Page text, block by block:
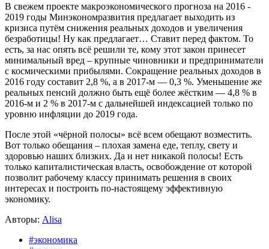
В свежем проекте макроэкономического прогноза на 2016 -
2019 годы Минэкономразвития предлагает выходить из
кризиса путём снижения реальных доходов и увеличения
безработицы! Ну как предлагает… Ставит перед фактом. То
есть, за нас опять всё решили те, кому этот закон принесет
минимальный вред – крупные чиновники и предприниматели
с космическими прибылями. Сокращение реальных доходов в
2016 году составит 2,8 %, а в 2017-м — 0,3 %. Уменьшение же
реальных пенсий должно быть ещё более жёстким — 4,8 % в
2016-м и 2 % в 2017-м с дальнейшей индексацией только по
уровню инфляции до 2019 года.
После этой «чёрной полосы» всё всем обещают возместить.
Вот только обещания – плохая замена еде, теплу, свету и
здоровью наших близких. Да и нет никакой полосы! Есть
только капиталистическая власть, освобождение от которой
позволит рабочему классу принимать решения в своих
интересах и построить по-настоящему эффективную
экономику.
Авторы: Alisa
#экономика